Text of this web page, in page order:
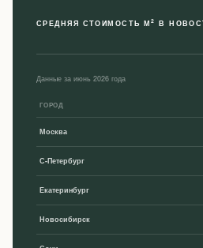
СРЕДНЯЯ СТОИМОСТЬ М2 В
Данные за июнь 2026 года
ГОРОД
Москва
С-Петербург
Екатеринбург
Новосибирск